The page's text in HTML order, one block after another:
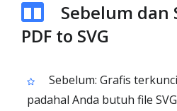
Sebelum dan
PDF to SVG
Sebelum: Grafis
padahal Anda butuh file SVG